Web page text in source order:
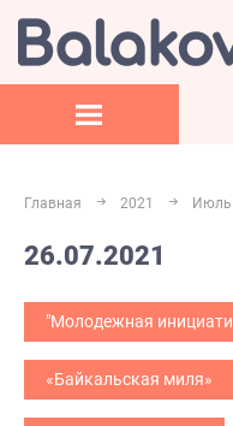
Главная 2021 Июль
26.07.2021
"Молодежная
«Байкальская миля»